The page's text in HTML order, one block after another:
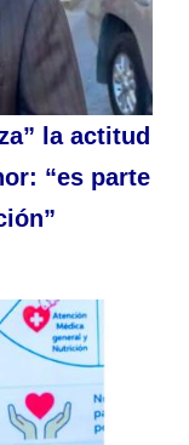
la actitud
“es parte